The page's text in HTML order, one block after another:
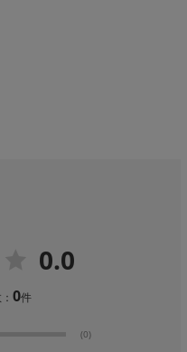
0.0
：0件
(0)